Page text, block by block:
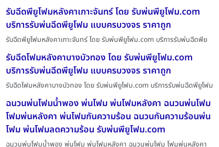
รับฉีดพียูโฟมหลังคาเกาะจันทร์ โดย รับพ่นพียูโฟม.com
บริการรับพ่นฉีดพียูโฟม แบบครบวงจร ราคาถูก
รับฉีดพียูโฟมหลังคาเกาะจันทร์ โดย รับพ่นพียูโฟม.com บริการรับพ่นฉีดพีย
รับฉีดโฟมหลังคาบางบัวทอง โดย รับพ่นพียูโฟม.com
บริการรับพ่นฉีดพียูโฟม แบบครบวงจร ราคาถูก
รับฉีดโฟมหลังคาบางบัวทอง โดย รับพ่นพียูโฟม.com บริการรับพ่นฉีดพียูโฟม
ฉนวนพ่นโฟมน้ำพอง พ่นโฟม พ่นโฟมหลังคา ฉนวนพ่นโฟม
โฟมพ่นหลังคา พ่นโฟมกันความร้อน ฉนวนกันความร้อนพ่น
โฟม พ่นโฟมลดความร้อน รับพ่นพียูโฟม.com
ฉนวนพ่นโฟมน้ำพอง พ่นโฟม พ่นโฟมหลังคา ฉนวนพ่นโฟม โฟมพ่นหลังคา